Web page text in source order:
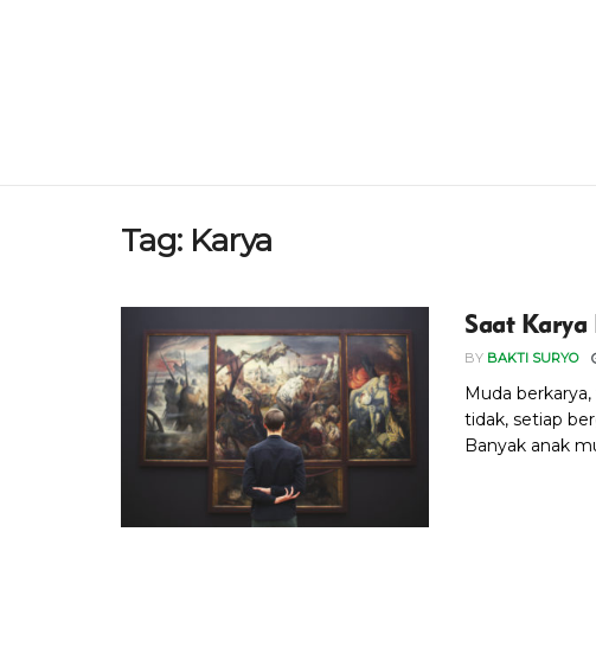
Tag: Karya
Saat
BY BAKTI SURYO
Muda
tidak, setiap
Banyak anak